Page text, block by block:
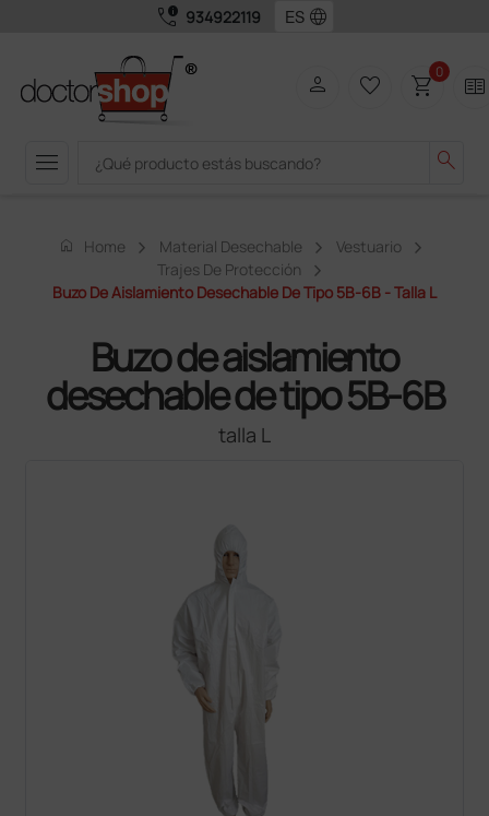
call_quality 934922119 language
menu search
person favorite_border shopping_cart0 two_pager
home Home Material Desechable
Vestuario
Trajes De Protección
Buzo De Aislamiento Desechable De Tipo 5B-6B - Talla L
Buzo de aislamiento
desechable de tipo 5B-6B
talla L